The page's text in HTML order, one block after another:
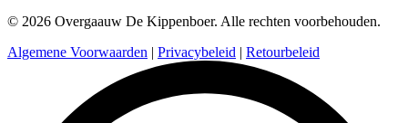
© 2026 Overgaauw De Kippenboer. Alle rechten voorbehouden.
Algemene Voorwaarden | Privacybeleid | Retourbeleid